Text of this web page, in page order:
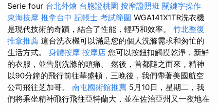
Serie four 台北外燴 台胞證桃園 按摩證照班 關鍵字操作
東海按摩 推拿台中 記帳士 考試範圍 WGA141X1TR洗衣機
是現代技術的奇蹟，結合了性能，輕巧和效率。 竹北整復
推拿推薦 這台洗衣機可以滿足您的個人洗滌需求和匆忙的
生活方式。 身體按摩 按摩店 您可以按鈕扣觸摸乾淨，新鮮
的衣服，並告別洗滌的頭痛。 然後，首都隨之而來，精神
以90分鐘的飛行前往華盛頓，三晚後，我們帶著美國航空
公司飛往芝加哥。 南屯國術館推薦 5月10日，星期二，我
們將乘坐精神飛行飛往亞特蘭大，並在佐治亞州又一夜地在